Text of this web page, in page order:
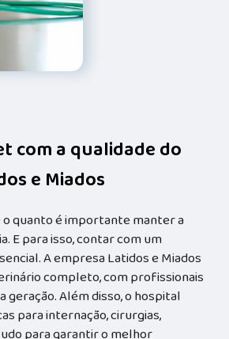
com a qualidade do
e Miados
o quanto é importante manter a
E para isso, contar com um
A empresa Latidos e Miados
completo, com profissionais
Além disso, o hospital
para internação, cirurgias,
para garantir o melhor